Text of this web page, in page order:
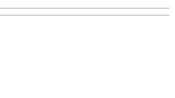
la technologie, et «
».